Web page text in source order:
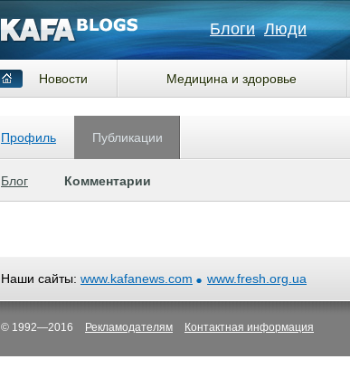
Блоги Люди
Новости Медицина и здоровье
Профиль Публикации
Блог Комментарии
Наши сайты: www.kafanews.com www.fresh.org.ua
© 1992—2016 Рекламодателям Контактная информация